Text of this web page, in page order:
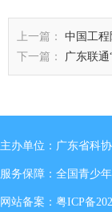
上一篇：
中国工程
下一篇：
广东联
主办单位：广东省科
服务保障：全国青少
网站备案： 粤ICP备